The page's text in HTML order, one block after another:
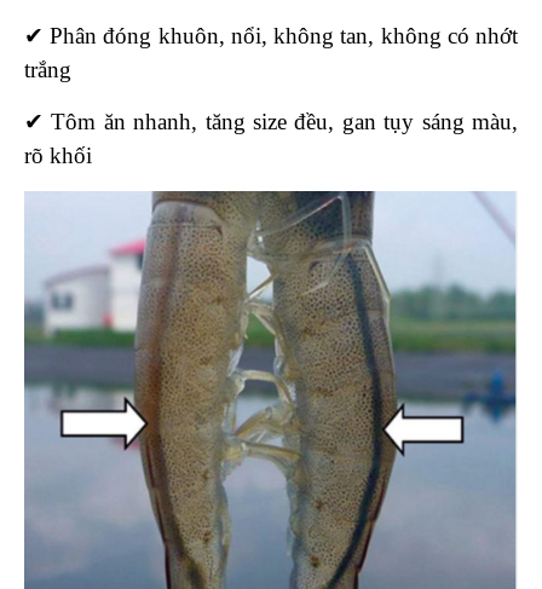
✔ Phân đóng khuôn, nổi, không tan, không có nhớt
trắng
✔ Tôm ăn nhanh, tăng size đều, gan tụy sáng màu,
rõ khối